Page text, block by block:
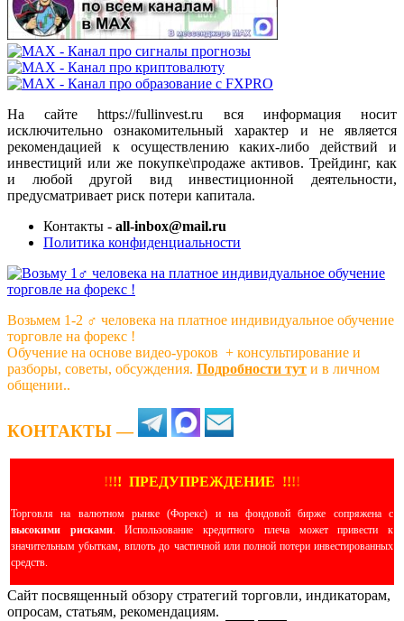
На сайте https://fullinvest.ru вся информация носит
исключительно ознакомительный характер и не является
рекомендацией к осуществлению каких-либо действий и
инвестиций или же покупке\продаже активов. Трейдинг, как
и любой другой вид инвестиционной деятельности,
предусматривает риск потери капитала.
Контакты - all-inbox@mail.ru
Политика конфиденциальности
Возьмем 1-2 ‍♂️ человека на платное индивидуальное обучение
торговле на форекс !
Обучение на основе видео-уроков ️ + консультирование и
разборы, советы, обсуждения. Подробности тут и в личном
общении..
КОНТАКТЫ —
!!!! ПРЕДУПРЕЖДЕНИЕ !!!!
Торговля на валютном рынке (Форекс) и на фондовой бирже сопряжена с
высокими рисками. Использование кредитного плеча может привести к
значительным убыткам, вплоть до частичной или полной потери инвестированных
средств.
Сайт посвященный обзору стратегий торговли, индикаторам,
опросам, статьям, рекомендациям.